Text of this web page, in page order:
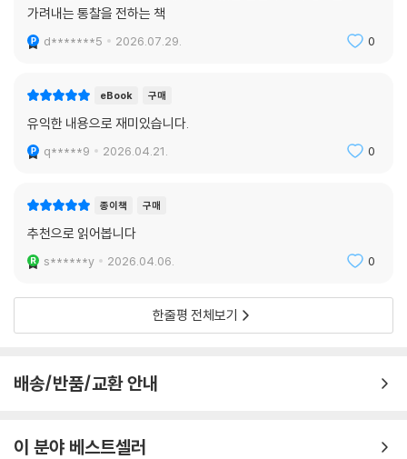
부사항을 안다. 이런 태도를 가질 때 예측가는 비로소 소음에서 신호를 가
가려내는 통찰을 전하는 책
d*******5 2026.07.29. 0
eBook 구매
유익한 내용으로 재미있습니다.
q*****9 2026.04.21. 0
종이책 구매
추천으로 읽어봅니다
s******y 2026.04.06. 0
한줄평 전체보기
배송/반품/교환 안내
이 분야 베스트셀러